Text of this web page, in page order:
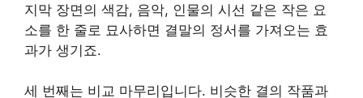
지막 장면의 색감, 음악, 인물의 시선 같은 작은 요
소를 한 줄로 묘사하면 결말의 정서를 가져오는 효
과가 생기죠.
세 번째는 비교 마무리입니다. 비슷한 결의 작품과